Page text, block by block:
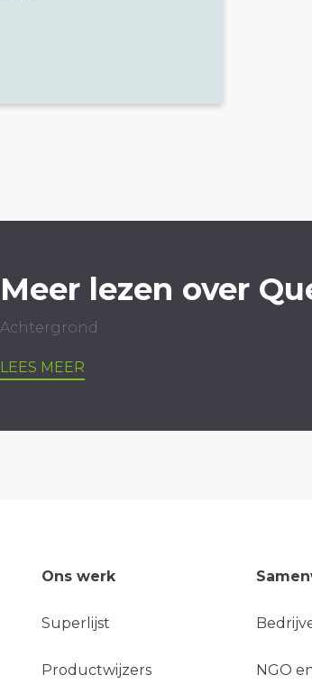
Meer lezen over
Achtergrond
LEES MEER
Ons werk
Superlijst
Productwijzers NGO